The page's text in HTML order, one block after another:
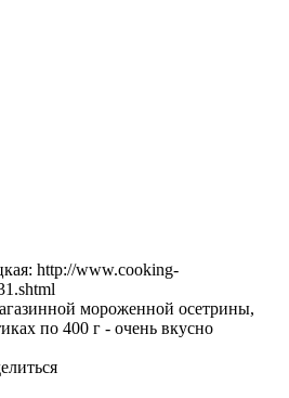
http://www.cooking-
мороженной осетрины,
по 400 г - очень вкусно